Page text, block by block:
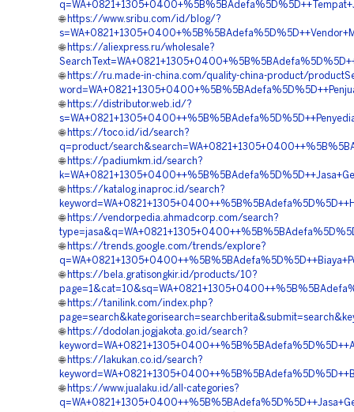
🌐 https://www.sribu.com/id/blog/?
🌐 https://aliexpress.ru/wholesale?
🌐 https://ru.made-in-china.com/quality-china-product/
🌐 https://distributor.web.id/?
🌐 https://toco.id/id/search?
q=product/
🌐 https://padiumkm.id/search?
🌐 https://katalog.inaproc.id/search?
🌐 https://vendorpedia.ahmadcorp.com/search?
🌐 https://trends.google.com/trends/explore?
🌐 https://bela.gratisongkir.id/products/10?
🌐 https://tanilink.com/index.php?
🌐 https://dodolan.jogjakota.go.id/search?
🌐 https://lakukan.co.id/search?
🌐 https://www.jualaku.id/all-categories?